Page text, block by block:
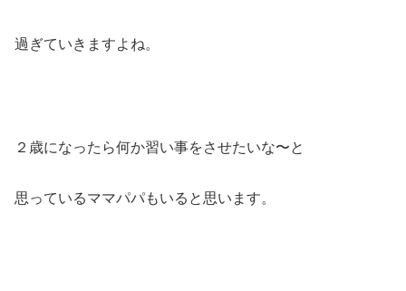
過ぎていきますよね。
２歳になったら何か習い事をさせたいな〜と
思っているママパパもいると思います。